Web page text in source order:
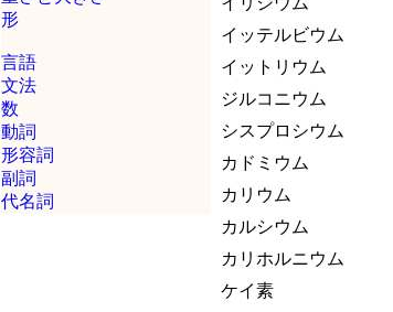
形
言語
文法
数
動詞
形容詞
副詞
代名詞
イッテルビウム
イットリウム
ジルコニウム
シスプロシウム
カドミウム
カリウム
カルシウム
カリホルニウム
ケイ素